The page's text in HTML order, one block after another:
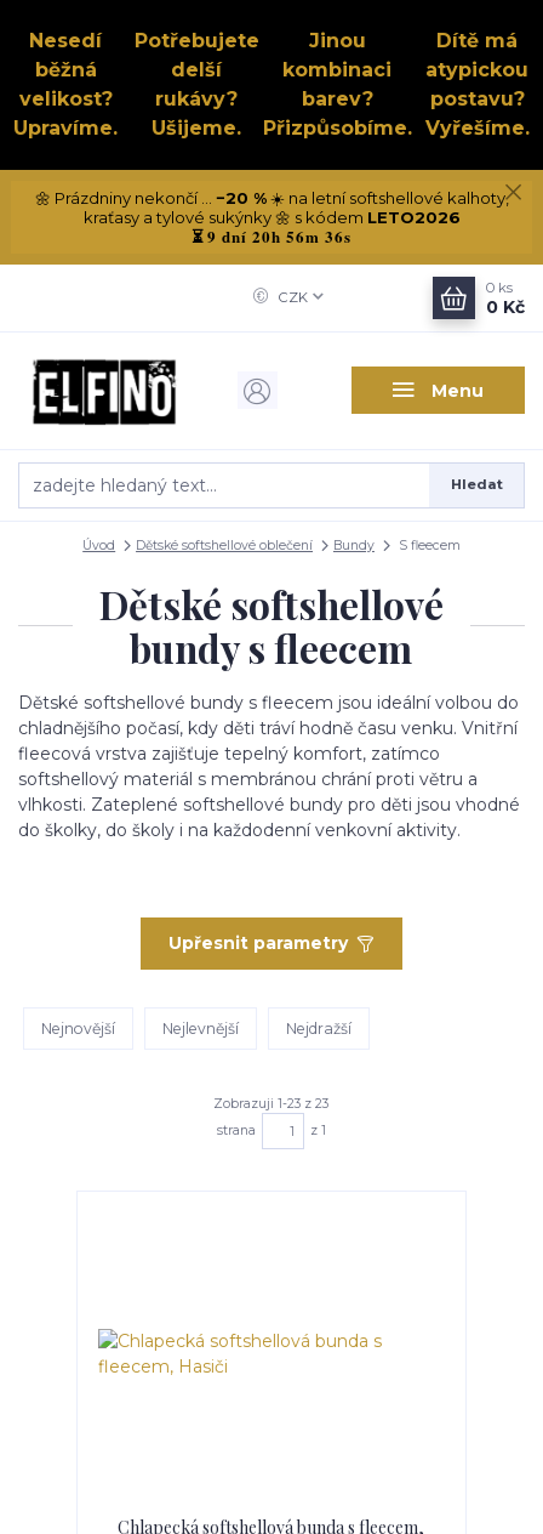
Nesedí
běžná
velikost?
Upravíme.
Potřebujete
delší
rukávy?
Ušijeme.
Jinou
kombinaci
barev?
Přizpůsobíme.
Dítě má
atypickou
postavu?
Vyřešíme.
🌼 Prázdniny nekončí ... −20 %☀️ na letní softshellové kalhoty,
kraťasy a tylové sukýnky 🌼 s kódem LETO2026
⏳9 dní 20h 56m 35s
Menu
CZK
Hledat
0 ks
0 Kč
Úvod Dětské softshellové oblečení Bundy S fleecem
Dětské softshellové
bundy s fleecem
Dětské softshellové bundy s fleecem jsou ideální volbou do
chladnějšího počasí, kdy děti tráví hodně času venku. Vnitřní
fleecová vrstva zajišťuje tepelný komfort, zatímco
softshellový materiál s membránou chrání proti větru a
vlhkosti. Zateplené softshellové bundy pro děti jsou vhodné
do školky, do školy i na každodenní venkovní aktivity.
Upřesnit parametry
Nejnovější Nejlevnější Nejdražší
Zobrazuji 1-23 z 23
strana
z 1
Chlapecká softshellová bunda s fleecem,